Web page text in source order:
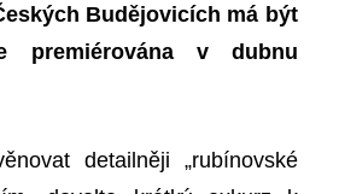
Budějovicích má být
premiérována v dubnu
detailněji „rubínovské